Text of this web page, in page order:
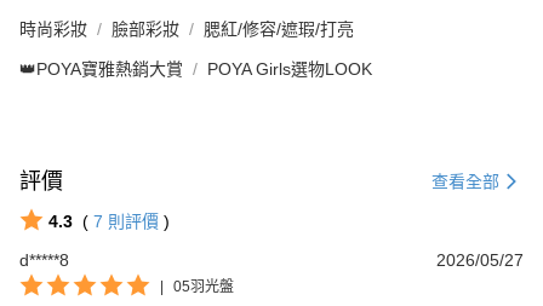
時尚彩妝 臉部彩妝 腮紅/修容/遮瑕/打亮
👑POYA寶雅熱銷大賞 POYA Girls選物LOOK
評價 查看全部
4.3 ( 7 則評價 )
d*****8
2026/05/27
05羽光盤